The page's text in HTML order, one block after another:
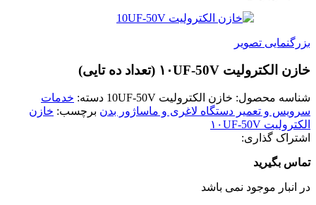
بزرگنمایی تصویر
خازن الکترولیت ۱۰UF-50V (تعداد ده تایی)
شناسه محصول: خازن الکترولیت 10UF-50V دسته: خدمات
سرویس و تعمیر دستگاه لاغری و ماساژور بدن برچسب: خازن
الکترولیت ۱۰UF-50V
اشتراک گذاری:
تماس بگیرید
در انبار موجود نمی باشد